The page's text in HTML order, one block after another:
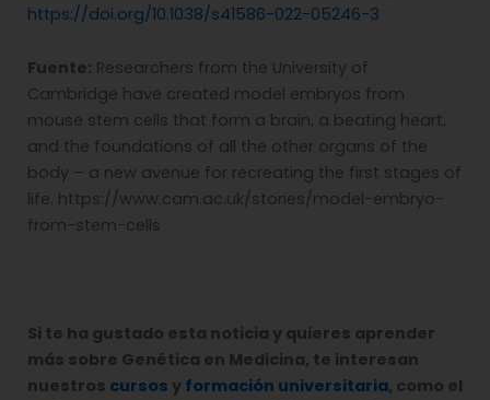
https://doi.org/10.1038/s41586-022-05246-3
Fuente: Researchers from the University of
Cambridge have created model embryos from
mouse stem cells that form a brain, a beating heart,
and the foundations of all the other organs of the
body – a new avenue for recreating the first stages of
life. https://www.cam.ac.uk/stories/model-embryo-
from-stem-cells
Si te ha gustado esta noticia y quieres aprender
más sobre Genética en Medicina, te interesan
nuestros cursos y formación universitaria, como el